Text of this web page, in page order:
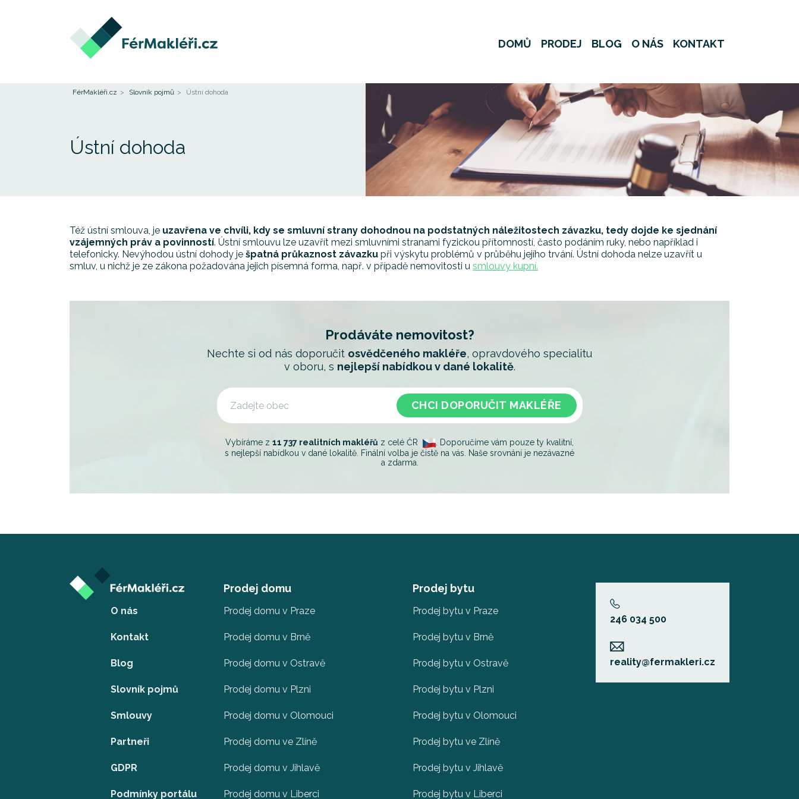
DOMŮ PRODEJ BLOG O NÁS KONTAKT
FérMakléři.cz Slovník pojmů Ústní dohoda
Ústní dohoda
Též ústní smlouva, je uzavřena ve chvíli, kdy se smluvní strany dohodnou na podstatných náležitostech závazku, tedy dojde ke sjednání
vzájemných práv a povinností. Ústní smlouvu lze uzavřít mezi smluvními stranami fyzickou přítomností, často podáním ruky, nebo například i
telefonicky. Nevýhodou ústní dohody je špatná průkaznost závazku při výskytu problémů v průběhu jejího trvání. Ústní dohoda nelze uzavřít u
smluv, u nichž je ze zákona požadována jejich písemná forma, např. v případě nemovitosti u smlouvy kupní.
Prodáváte nemovitost?
Nechte si od nás doporučit osvědčeného makléře, opravdového specialitu
v oboru, s nejlepší nabídkou v dané lokalitě.
CHCI DOPORUČIT MAKLÉŘE
Vybíráme z 11 737 realitních makléřů z celé ČR
. Doporučíme vám pouze ty kvalitní,
s nejlepší nabídkou v dané lokalitě. Finální volba je čistě na vás. Naše srovnání je nezávazné
a zdarma.
O nás
Kontakt
Blog
Slovník pojmů
Smlouvy
Partneři
GDPR
Podmínky portálu
Prodej domu
Prodej domu v Praze
Prodej domu v Brně
Prodej domu v Ostravě
Prodej domu v Plzni
Prodej domu v Olomouci
Prodej domu ve Zlíně
Prodej domu v Jihlavě
Prodej domu v Liberci
Prodej bytu
Prodej bytu v Praze
Prodej bytu v Brně
Prodej bytu v Ostravě
Prodej bytu v Plzni
Prodej bytu v Olomouci
Prodej bytu ve Zlíně
Prodej bytu v Jihlavě
Prodej bytu v Liberci
246 034 500
reality@fermakleri.cz